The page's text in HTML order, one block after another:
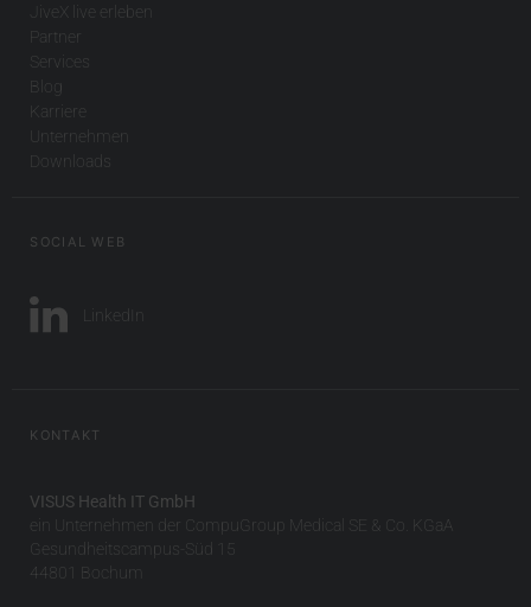
JiveX live erleben
Partner
Services
Blog
Karriere
Unternehmen
Downloads
SOCIAL WEB
LinkedIn
KONTAKT
VISUS Health IT GmbH
ein Unternehmen der CompuGroup Medical SE & Co. KGaA
Gesundheitscampus-Süd 15
44801 Bochum